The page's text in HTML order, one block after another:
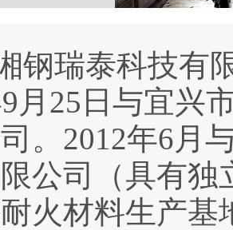
钢瑞泰科技有
9 月 25 日与宜兴
。 2012年6月
公司（具有独
火材料生产基